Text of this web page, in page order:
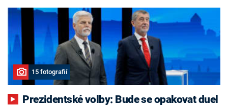
15 fotografií